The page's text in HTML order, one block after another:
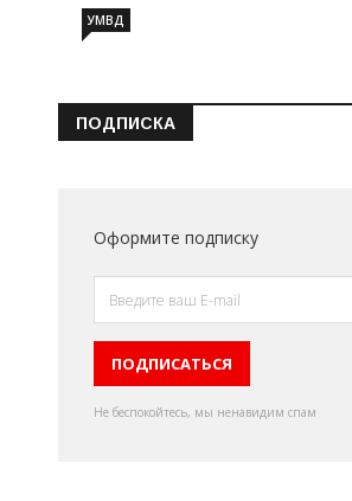
УМВД
ПОДПИСКА
Оформите подписку
Не беспокойтесь, мы ненавидим спам